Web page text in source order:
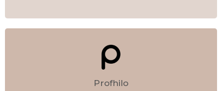
Profhilo